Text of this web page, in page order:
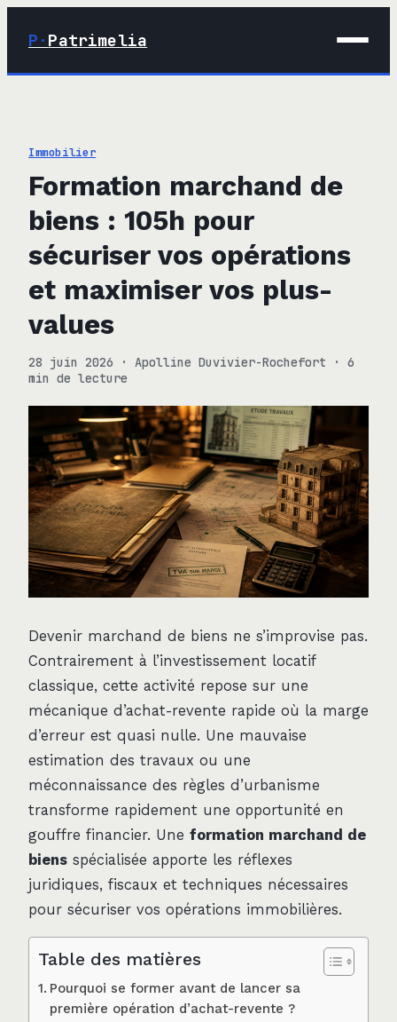
P· Patrimelia
03 · Immobilier
04 · Finance
Immobilier
Formation marchand de
biens : 105h pour
sécuriser vos opérations
et maximiser vos plus-
values
28 juin 2026 · Apolline Duvivier-Rochefort ·
6
min de lecture
Devenir marchand de biens ne s’improvise pas.
Contrairement à l’investissement locatif
classique, cette activité repose sur une
mécanique d’achat-revente rapide où la marge
d’erreur est quasi nulle. Une mauvaise
estimation des travaux ou une
méconnaissance des règles d’urbanisme
transforme rapidement une opportunité en
gouffre financier. Une formation marchand de
biens spécialisée apporte les réflexes
juridiques, fiscaux et techniques nécessaires
pour sécuriser vos opérations immobilières.
Table des matières
Pourquoi se former avant de lancer sa
première opération d’achat-revente ?